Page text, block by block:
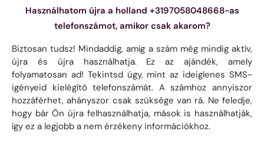
Használhatom újra a holland +3197058048668-as
telefonszámot, amikor csak akarom?
Biztosan tudsz! Mindaddig, amíg a szám még mindig aktív,
újra és újra használhatja. Ez az ajándék, amely
folyamatosan ad! Tekintsd úgy, mint az ideiglenes SMS-
igényeid kielégítő telefonszámát. A számhoz annyiszor
hozzáférhet, ahányszor csak szüksége van rá. Ne feledje,
hogy bár Ön újra felhasználhatja, mások is használhatják,
így ez a legjobb a nem érzékeny információkhoz.